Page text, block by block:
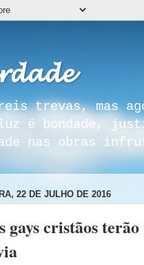
trevas, mas
é bondade,
nas obras
22 DE JULHO DE 2016
gays cristãos